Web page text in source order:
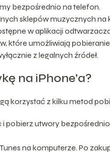
bezpośrednio na telefon.
sklepów muzycznych
w aplikacji
które umożliwiają
z legalnych źródeł.
na iPhone’a?
korzystać z kilku metod
pobierz utwory
na komputerze. Po